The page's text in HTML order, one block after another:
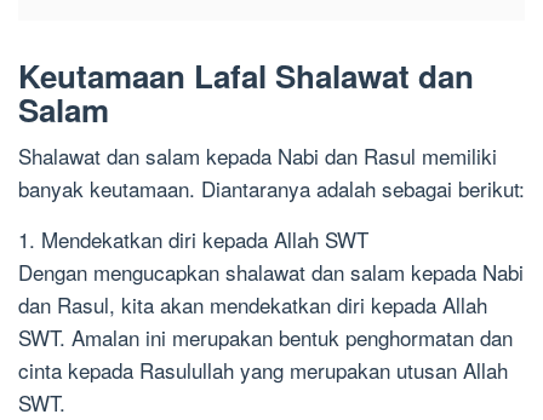
Keutamaan Lafal Shalawat dan
Salam
Shalawat dan salam kepada Nabi dan Rasul memiliki
banyak keutamaan. Diantaranya adalah sebagai berikut:
1. Mendekatkan diri kepada Allah SWT
Dengan mengucapkan shalawat dan salam kepada Nabi
dan Rasul, kita akan mendekatkan diri kepada Allah
SWT. Amalan ini merupakan bentuk penghormatan dan
cinta kepada Rasulullah yang merupakan utusan Allah
SWT.